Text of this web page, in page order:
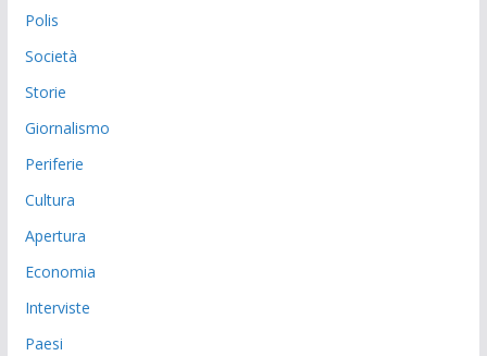
Polis
Società
Storie
Giornalismo
Periferie
Cultura
Apertura
Economia
Interviste
Paesi